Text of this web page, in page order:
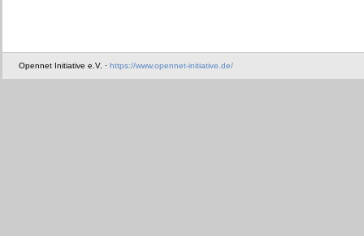
Opennet Initiative e.V. · https://www.opennet-initiative.de/